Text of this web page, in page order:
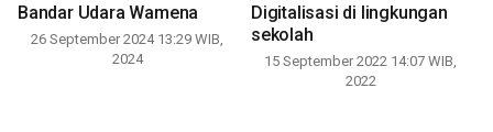
Bandar Udara Wamena
26 September 2024 13:29 WIB,
2024
Digitalisasi di lingkungan
sekolah
15 September 2022 14:07 WIB,
2022